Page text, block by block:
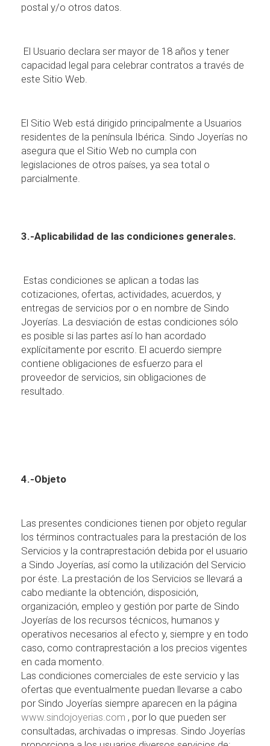
postal y/o otros datos.
El Usuario declara ser mayor de 18 años y tener
capacidad legal para celebrar contratos a través de
este Sitio Web.
El Sitio Web está dirigido principalmente a Usuarios
residentes de la península Ibérica. Sindo Joyerías no
asegura que el Sitio Web no cumpla con
legislaciones de otros países, ya sea total o
parcialmente.
3.-Aplicabilidad de las condiciones generales.
Estas condiciones se aplican a todas las
cotizaciones, ofertas, actividades, acuerdos, y
entregas de servicios por o en nombre de Sindo
Joyerías. La desviación de estas condiciones sólo
es posible si las partes asílo han acordado
explícitamente por escrito. El acuerdo siempre
contiene obligaciones de esfuerzo para el
proveedor de servicios, sin obligaciones de
resultado.
4.-Objeto
Las presentes condiciones tienen por objeto regular
los términos contractuales para la prestación de los
Servicios y la contraprestación debida por el usuario
a Sindo Joyerías, asícomo la utilización del Servicio
por éste. La prestación de los Servicios se llevará a
cabo mediante la obtención, disposición,
organización, empleo y gestión por parte de Sindo
Joyerías de los recursos técnicos, humanos y
operativos necesarios al efecto y, siempre y en todo
caso, como contraprestación a los precios vigentes
en cada momento.
Las condiciones comerciales de este servicio y las
ofertas que eventualmente puedan llevarse a cabo
por Sindo Joyerías siempre aparecen en la página
www.sindojoyerias.com , por lo que pueden ser
consultadas, archivadas o impresas. Sindo Joyerías